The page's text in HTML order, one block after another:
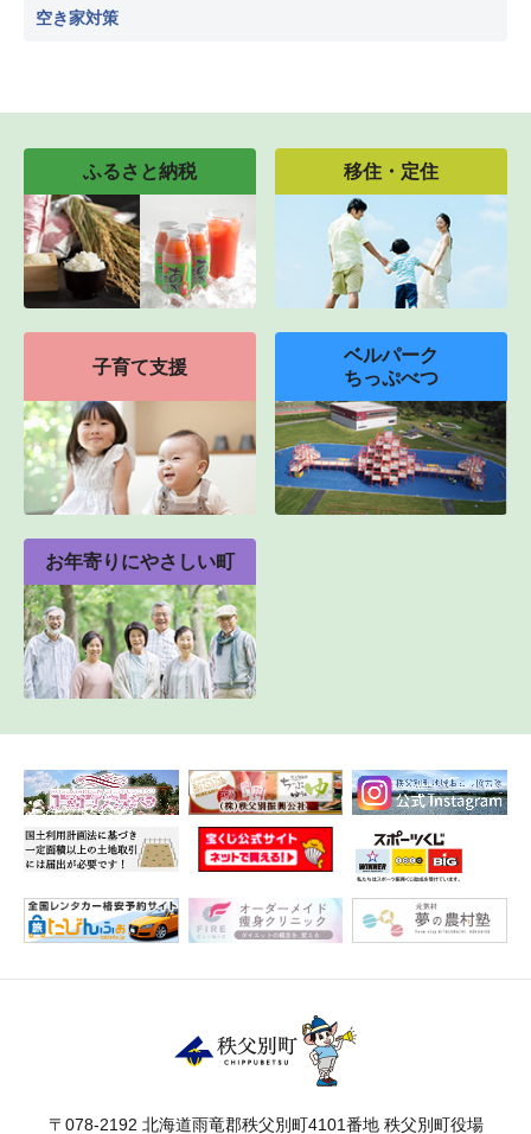
空き家対策
ふるさと納税 移住・定住
子育て支援
ベルパーク
ちっぷべつ
お年寄りにやさしい町
〒078-2192 北海道雨竜郡秩父別町4101番地 秩父別町役場